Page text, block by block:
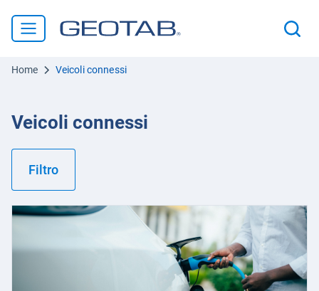
Home Veicoli connessi
Veicoli connessi
Filtro